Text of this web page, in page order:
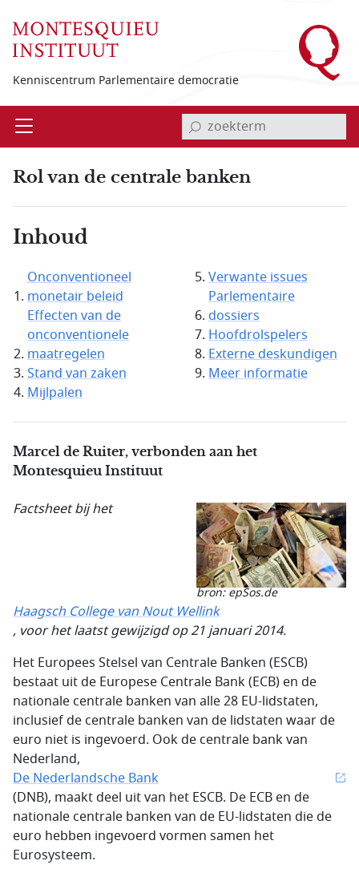
Kenniscentrum Parlementaire democratie
Open invoerveld zoekterm
Rol van de centrale banken
Inhoud
Onconventioneel
monetair beleid
Effecten van de
onconventionele
maatregelen
Stand van zaken
Mijlpalen
Verwante issues
Parlementaire
dossiers
Hoofdrolspelers
Externe deskundigen
Meer informatie
Marcel de Ruiter, verbonden aan het
Montesquieu Instituut
bron: epSos.de
Factsheet bij het
Haagsch College van Nout Wellink
, voor het laatst gewijzigd op 21 januari 2014.
Het Europees Stelsel van Centrale Banken (ESCB)
bestaat uit de Europese Centrale Bank (ECB) en de
nationale centrale banken van alle 28 EU-lidstaten,
inclusief de centrale banken van de lidstaten waar de
euro niet is ingevoerd. Ook de centrale bank van
Nederland,
De Nederlandsche Bank
(DNB), maakt deel uit van het ESCB. De ECB en de
nationale centrale banken van de EU-lidstaten die de
euro hebben ingevoerd vormen samen het
Eurosysteem.